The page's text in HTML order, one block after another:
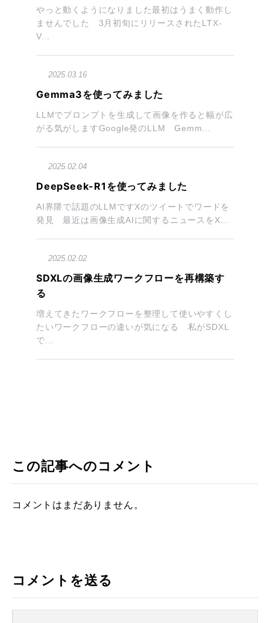
やっと動くようになりました最初はうまく動作し
ませんでした 3月初旬にリリースされたLTX-
V...
2025.03.16
Gemma3を使ってみました
LLMでプロンプトを生成して画像を作ると幅が広
がる気がしますGoogle発のLLM Gemm...
2025.02.04
DeepSeek-R1を使ってみました
AI界隈で話題のLLMですXのツイートでワードを
発見 最近は画像生成AIに関するニュースをX...
2025.02.02
SDXLの画像生成ワークフローを再構築す
る
増えてきたワークフローを整理して使いやすくし
たいワークフローの違いが気になる 私がSDXL
で...
この記事へのコメント
コメントはまだありません。
コメントを送る